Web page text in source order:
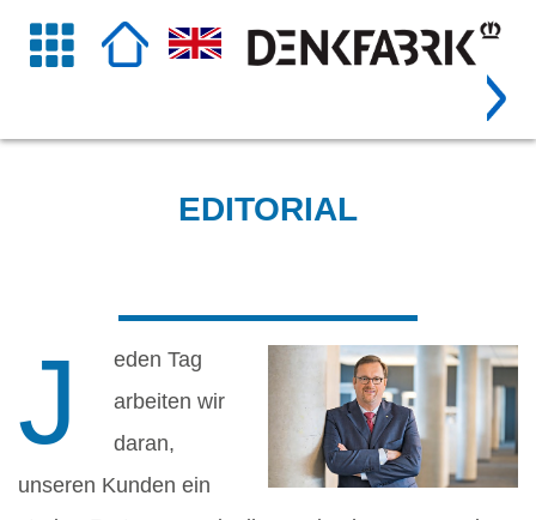
EDITORIAL
J
eden Tag
arbeiten wir
daran,
unseren Kunden ein